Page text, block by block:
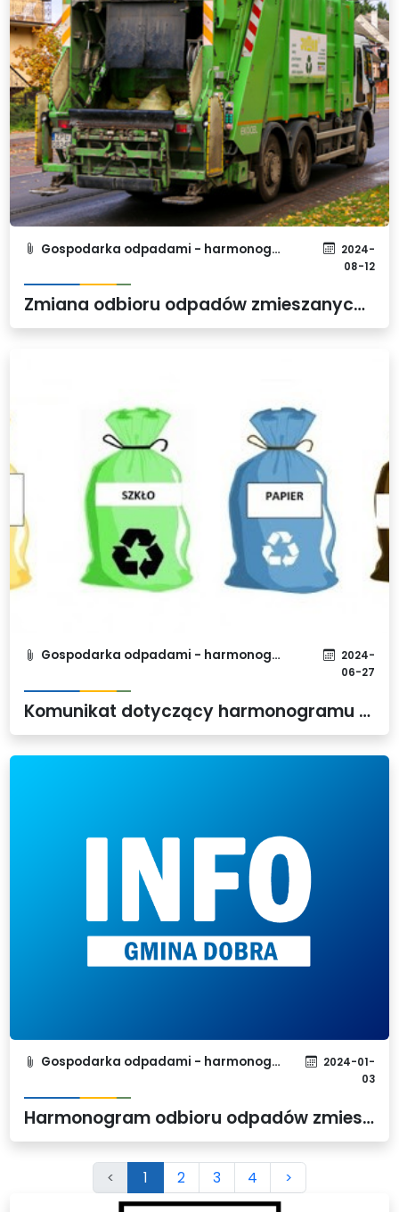
Gospodarka odpadami - harmonogram
2024-
08-12
Zmiana odbioru odpadów zmieszanych w dniach 15 i 16 sierpnia 2024 r.
Gospodarka odpadami - harmonogram
2024-
06-27
Komunikat dotyczący harmonogramu wywozu odpadów selektywnych
Gospodarka odpadami - harmonogram
2024-01-
03
Harmonogram odbioru odpadów zmieszanych obowiązujący od dnia 1 stycznia 2024 r.
< 1 2 3 4 >